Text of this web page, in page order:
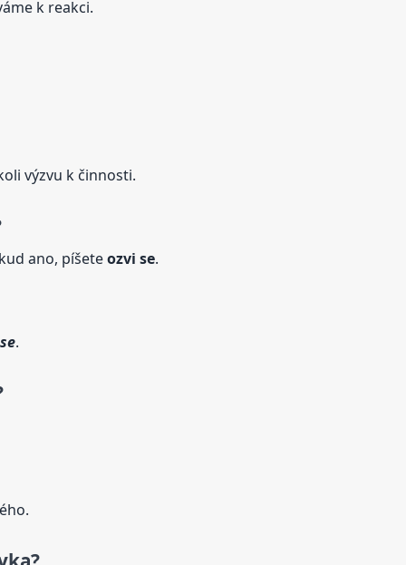
k reakci.
výzvu k činnosti.
ano, píšeteozvi se.
se.